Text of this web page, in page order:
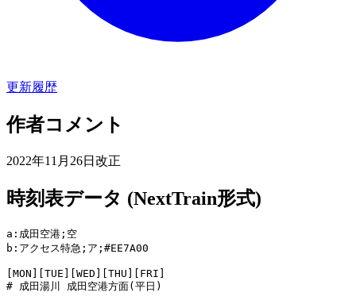
更新履歴
作者コメント
2022年11月26日改正
時刻表データ (NextTrain形式)
a:成田空港;空
b:アクセス特急;ア;#EE7A00
[MON][TUE][WED][THU][FRI]
# 成田湯川 成田空港方面(平日)